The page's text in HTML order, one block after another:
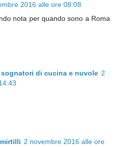
2016 alle ore 08:08
nota per quando sono a Roma
di cucina e nuvole 2
2 novembre 2016 alle ore